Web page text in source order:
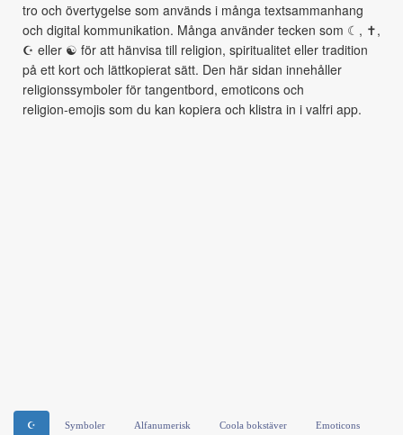
tro och övertygelse som används i många textsammanhang
och digital kommunikation. Många använder tecken som ☾, ✝,
☪ eller ☯ för att hänvisa till religion, spiritualitet eller tradition
på ett kort och lättkopierat sätt. Den här sidan innehåller
religionssymboler för tangentbord, emoticons och
religion‑emojis som du kan kopiera och klistra in i valfri app.
☪ Symboler Alfanumerisk Coola bokstäver Emoticons